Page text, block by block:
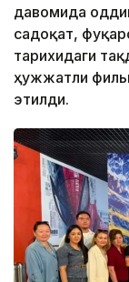
давомида
садоқат,
тарихидаги
ҳужжатли
этилди.